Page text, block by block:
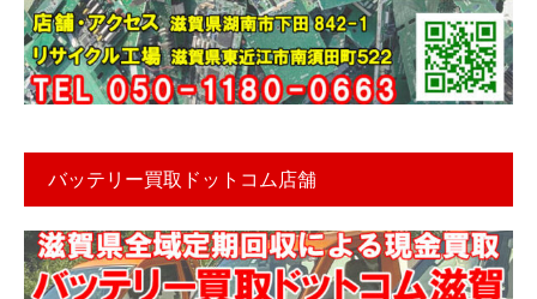
バッテリー買取ドットコム店舗